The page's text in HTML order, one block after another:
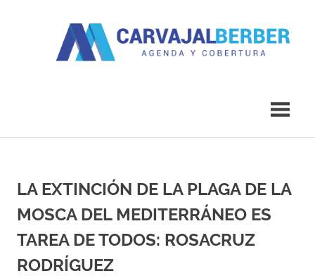
LA EXTINCIÓN DE LA PLAGA DE LA
MOSCA DEL MEDITERRÁNEO ES
TAREA DE TODOS: ROSACRUZ
RODRÍGUEZ